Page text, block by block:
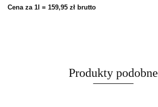
Cena za 1l = 159,95 zł brutto
Produkty podobne